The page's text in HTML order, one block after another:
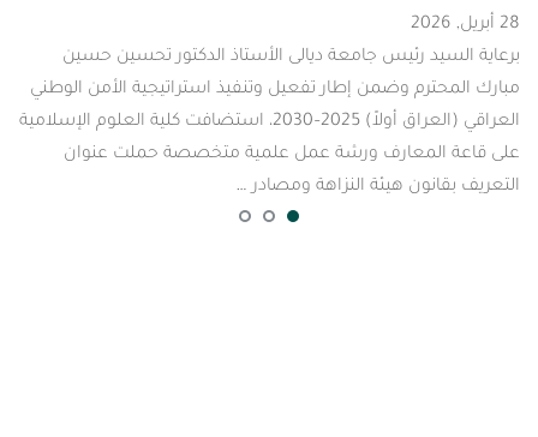
رئيس جامعة ديالى الأستاذ الدكتور تحسين حسين
وضمن إطار تفعيل وتنفيذ استراتيجية الأمن الوطني
العراقي (العراق أولاً) 2025–2030، استضافت كلية العلوم الإسلامية
ورشة عمل علمية متخصصة حملت عنوان
هيئة النزاهة ومصادر …